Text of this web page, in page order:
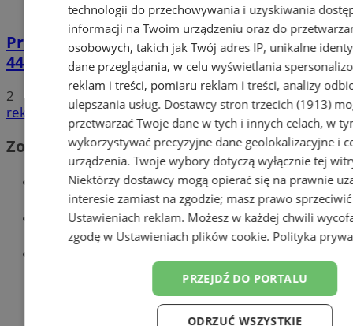
Prowadził BMW mimo sądowego zakazu.
44-latek zatrzymany na DTŚ
2
reklama
Zobacz również
Wiadomości kryminalne w Zabrzu
Wiadomości lokalne
technologii do przechowywania i uzyskiwania
informacji na Twoim urządzeniu oraz do
osobowych, takich jak Twój adres IP, unikalne
dane przeglądania, w celu wyświetlania
reklam i treści, pomiaru reklam i treści, analizy
ulepszania usług. Dostawcy stron trzecich (1913)
przetwarzać Twoje dane w tych i innych celach, w
wykorzystywać precyzyjne dane geolokalizacyjne i
urządzenia. Twoje wybory dotyczą wyłącznie tej
Niektórzy dostawcy mogą opierać się na prawnie
interesie zamiast na zgodzie; masz prawo
Ustawieniach reklam. Możesz w każdej chwili
zgodę w Ustawieniach plików cookie. Polityka
PRZEJDŹ DO PORTALU
ODRZUĆ WSZYSTKIE